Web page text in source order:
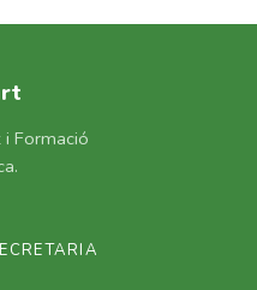
Formació